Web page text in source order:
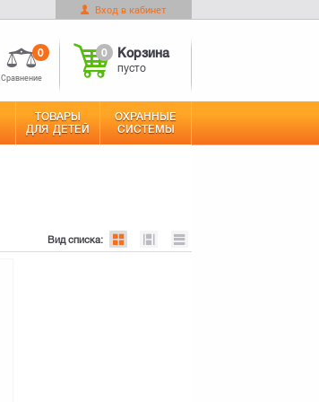
Вход в кабинет
Сравнение
0 0 Корзина
пусто
ТОВАРЫ
ДЛЯ ДЕТЕЙ
ОХРАННЫЕ
СИСТЕМЫ
Вид списка:
Оформить заказ